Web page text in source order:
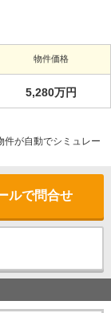
物件価格
5,280万円
件が自動でシミュレー
ルで問合せ